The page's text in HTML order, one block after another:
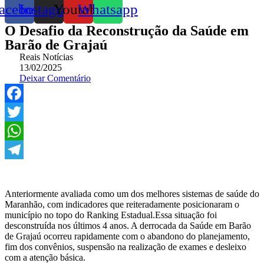
InstagramYoutubeWhatsapp
O Desafio da Reconstrução da Saúde em
Barão de Grajaú
Reais Notícias
13/02/2025
Deixar Comentário
Facebook
Twitter
WhatsApp
Anteriormente avaliada como um dos melhores sistemas de saúde do
Maranhão, com indicadores que reiteradamente posicionaram o
município no topo do Ranking Estadual.Essa situação foi
desconstruída nos últimos 4 anos. A derrocada da Saúde em Barão
de Grajaú ocorreu rapidamente com o abandono do planejamento,
fim dos convênios, suspensão na realização de exames e desleixo
com a atenção básica.